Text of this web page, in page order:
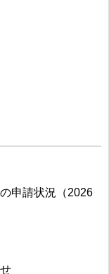
申請状況（2026